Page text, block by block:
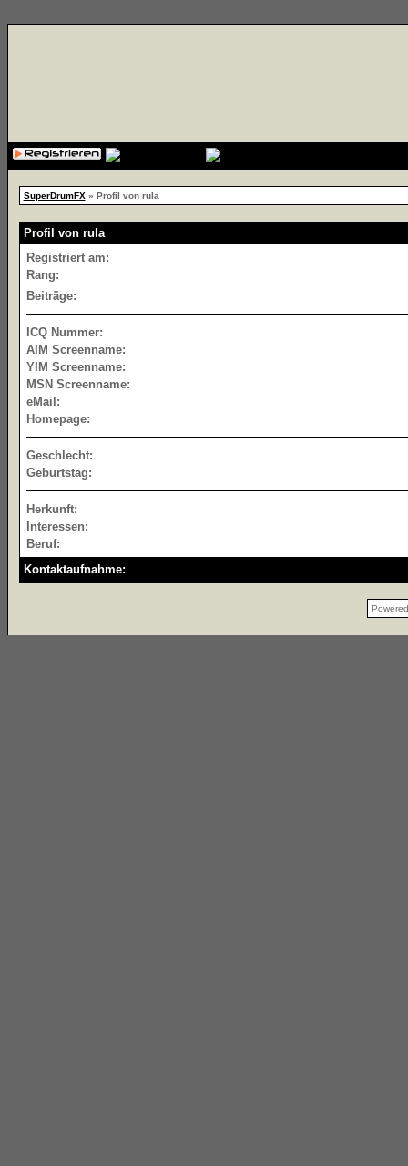
SuperDrumFX» Profil von rula
Profil von rula
Registriert am:
Rang:
Beiträge:
ICQ Nummer:
AIM Screenname:
YIM Screenname:
MSN Screenname:
eMail:
Homepage:
Geschlecht:
Geburtstag:
Herkunft:
Interessen:
Beruf:
Kontaktaufnahme: